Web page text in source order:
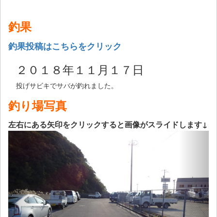
釣果
釣果投稿はこちらをクリック
２０１８年１１月１７日
投げサビキでサバが釣れました。
釣り場写真
左右にある矢印をクリックすると画像がスライドします↓
Previous